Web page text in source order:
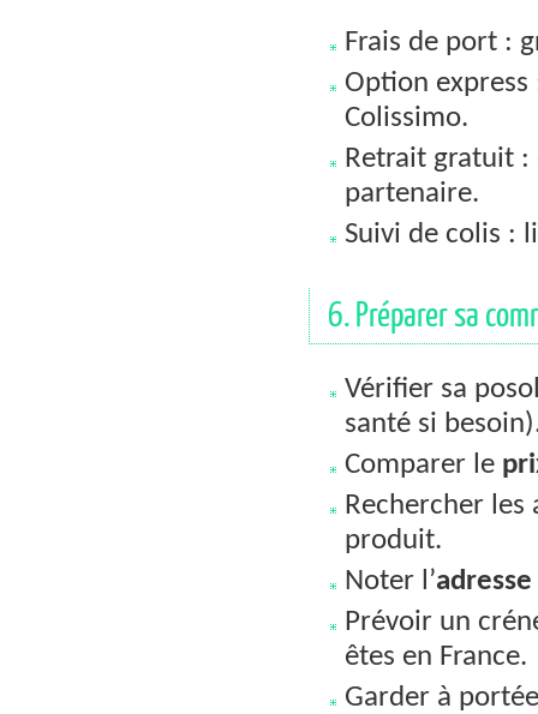
Frais de port :
Option
Colissimo.
Retrait gratuit :
partenaire.
Suivi de colis :
6. Préparer sa
Vérifier sa
santé si
Comparer le
Rechercher
produit.
Noter l’adresse
Prévoir un
êtes en France.
Garder à